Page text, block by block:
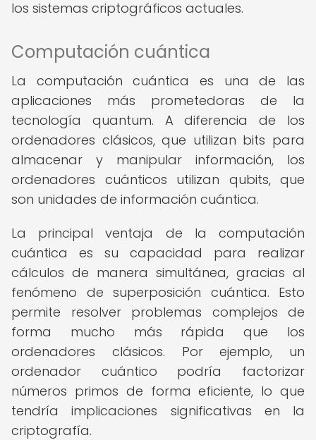
los sistemas criptográficos actuales.
Computación cuántica
La computación cuántica es una de las
aplicaciones más prometedoras de la
tecnología quantum. A diferencia de los
ordenadores clásicos, que utilizan bits para
almacenar y manipular información, los
ordenadores cuánticos utilizan qubits, que
son unidades de información cuántica.
La principal ventaja de la computación
cuántica es su capacidad para realizar
cálculos de manera simultánea, gracias al
fenómeno de superposición cuántica. Esto
permite resolver problemas complejos de
forma mucho más rápida que los
ordenadores clásicos. Por ejemplo, un
ordenador cuántico podría factorizar
números primos de forma eficiente, lo que
tendría implicaciones significativas en la
criptografía.